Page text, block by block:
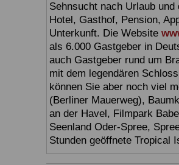
Sehnsucht nach Urlaub
Hotel, Gasthof, Pension,
Unterkunft. Die Website
als 6.000 Gastgeber in
auch Gastgeber rund um
mit dem legendären
können Sie aber noch viel
(Berliner Mauerweg),
an der Havel, Filmpark
Seenland Oder-Spree,
Stunden geöffnete Tropical